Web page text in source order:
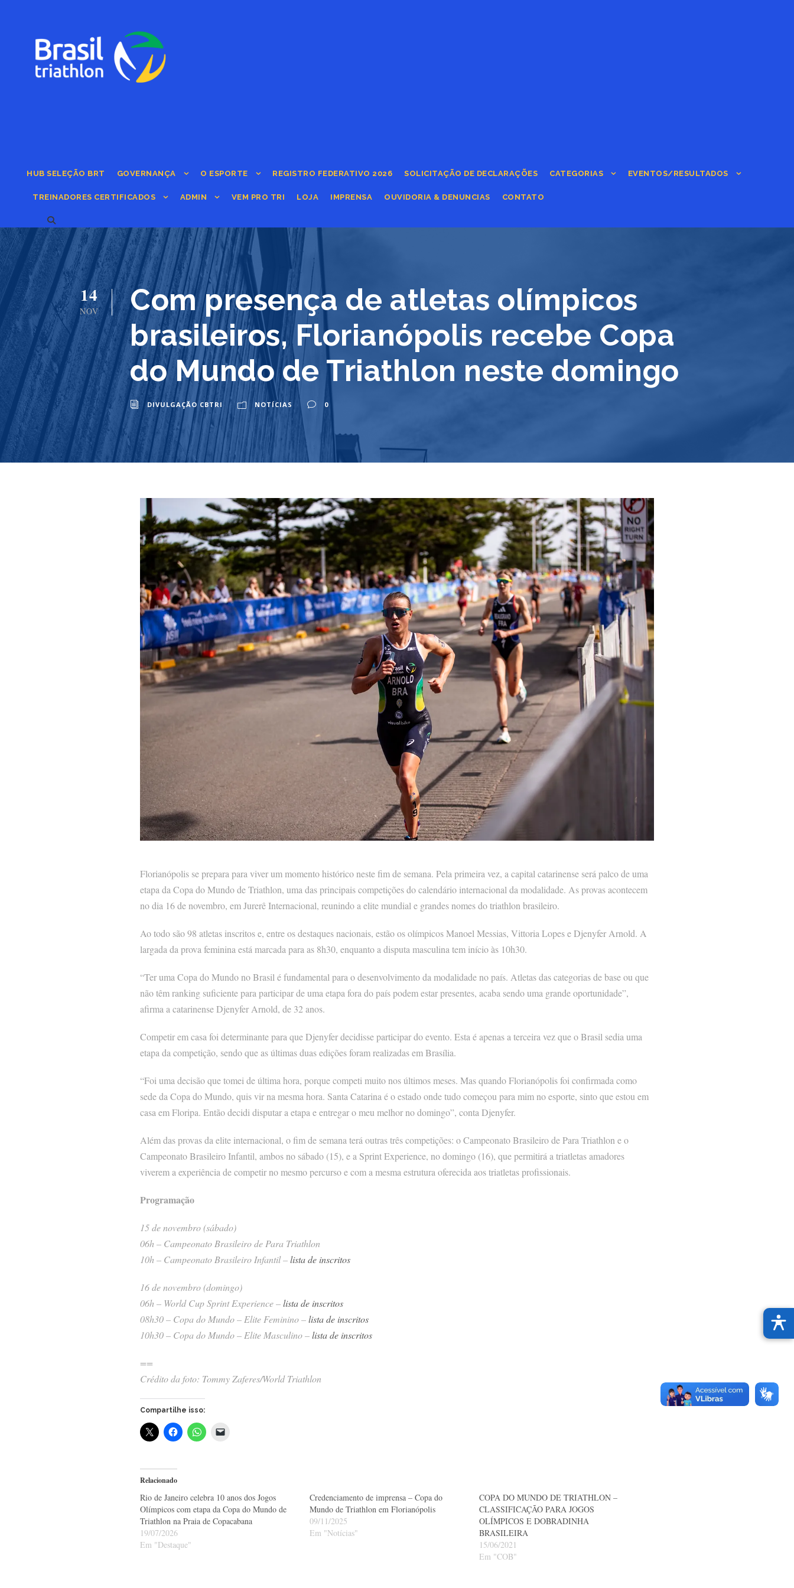
HUB SELEÇÃO BRT GOVERNANÇA O ESPORTE REGISTRO FEDERATIVO 2026 SOLICITAÇÃO DE DECLARAÇÕES CATEGORIAS EVENTOS/RESULTADOS
TREINADORES CERTIFICADOS ADMIN VEM PRO TRI LOJA IMPRENSA OUVIDORIA & DENUNCIAS CONTATO
14
NOV
Com presença de atletas olímpicos
brasileiros, Florianópolis recebe Copa
do Mundo de Triathlon neste domingo
DIVULGAÇÃO CBTRI NOTÍCIAS 0
Florianópolis se prepara para viver um momento histórico neste fim de semana. Pela primeira vez, a capital catarinense será palco de uma
etapa da Copa do Mundo de Triathlon, uma das principais competições do calendário internacional da modalidade. As provas acontecem
no dia 16 de novembro, em Jurerê Internacional, reunindo a elite mundial e grandes nomes do triathlon brasileiro.
Ao todo são 98 atletas inscritos e, entre os destaques nacionais, estão os olímpicos Manoel Messias, Vittoria Lopes e Djenyfer Arnold. A
largada da prova feminina está marcada para as 8h30, enquanto a disputa masculina tem início às 10h30.
“Ter uma Copa do Mundo no Brasil é fundamental para o desenvolvimento da modalidade no país. Atletas das categorias de base ou que
não têm ranking suficiente para participar de uma etapa fora do país podem estar presentes, acaba sendo uma grande oportunidade”,
afirma a catarinense Djenyfer Arnold, de 32 anos.
Competir em casa foi determinante para que Djenyfer decidisse participar do evento. Esta é apenas a terceira vez que o Brasil sedia uma
etapa da competição, sendo que as últimas duas edições foram realizadas em Brasília.
“Foi uma decisão que tomei de última hora, porque competi muito nos últimos meses. Mas quando Florianópolis foi confirmada como
sede da Copa do Mundo, quis vir na mesma hora. Santa Catarina é o estado onde tudo começou para mim no esporte, sinto que estou em
casa em Floripa. Então decidi disputar a etapa e entregar o meu melhor no domingo”, conta Djenyfer.
Além das provas da elite internacional, o fim de semana terá outras três competições: o Campeonato Brasileiro de Para Triathlon e o
Campeonato Brasileiro Infantil, ambos no sábado (15), e a Sprint Experience, no domingo (16), que permitirá a triatletas amadores
viverem a experiência de competir no mesmo percurso e com a mesma estrutura oferecida aos triatletas profissionais.
Programação
15 de novembro (sábado)
06h – Campeonato Brasileiro de Para Triathlon
10h – Campeonato Brasileiro Infantil –lista de inscritos
16 de novembro (domingo)
06h – World Cup Sprint Experience –lista de inscritos
08h30 – Copa do Mundo – Elite Feminino –lista de inscritos
10h30 – Copa do Mundo – Elite Masculino –lista de inscritos
==
Crédito da foto: Tommy Zaferes/World Triathlon
Compartilhe isso:
Relacionado
Rio de Janeiro celebra 10 anos dos Jogos
Olímpicos com etapa da Copa do Mundo de
Triathlon na Praia de Copacabana
19/07/2026
Em "Destaque"
Credenciamento de imprensa – Copa do
Mundo de Triathlon em Florianópolis
09/11/2025
Em "Notícias"
COPA DO MUNDO DE TRIATHLON –
CLASSIFICAÇÃO PARA JOGOS
OLÍMPICOS E DOBRADINHA
BRASILEIRA
15/06/2021
Em "COB"